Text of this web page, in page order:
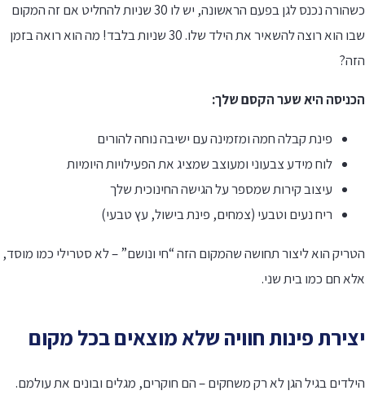
כשהורה נכנס לגן בפעם הראשונה, יש לו 30 שניות להחליט אם זה המקום
שבו הוא רוצה להשאיר את הילד שלו. 30 שניות בלבד! מה הוא רואה בזמן
היא שער הקסם שלך:
פינת קבלה חמה ומזמינה עם ישיבה נוחה להורים
לוח מידע צבעוני ומעוצב שמציג את הפעילויות היומיות
עיצוב קירות שמספר על הגישה החינוכית שלך
ריח נעים וטבעי (צמחים, פינת בישול, עץ טבעי)
הוא ליצור תחושה שהמקום הזה “חי ונושם” – לא סטרילי כמו מוסד,
חם כמו בית שני.
פינות חוויה שלא מוצאים בכל מקום
בגיל הגן לא רק משחקים – הם חוקרים, מגלים ובונים את עולמם.